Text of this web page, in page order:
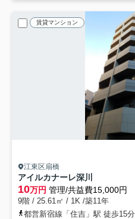
賃貸マンション
江東区扇橋
アイルカナーレ深川
10万円 管理/共益費15,000円
9階 / 25.61㎡ / 1K /築11年
都営新宿線「住吉」駅 徒歩15分